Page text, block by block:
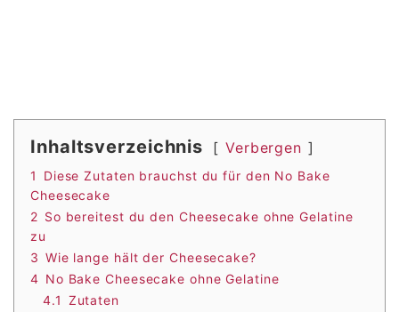
Inhaltsverzeichnis Verbergen
1
Diese Zutaten brauchst du für den No Bake
Cheesecake
2 So bereitest du den Cheesecake ohne Gelatine
zu
3 Wie lange hält der Cheesecake?
4 No Bake Cheesecake ohne Gelatine
4.1 Zutaten